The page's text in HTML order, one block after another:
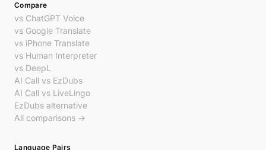
Compare
vs ChatGPT Voice
vs Google Translate
vs iPhone Translate
vs Human Interpreter
vs DeepL
AI Call vs EzDubs
AI Call vs LiveLingo
EzDubs alternative
All comparisons →
Language Pairs